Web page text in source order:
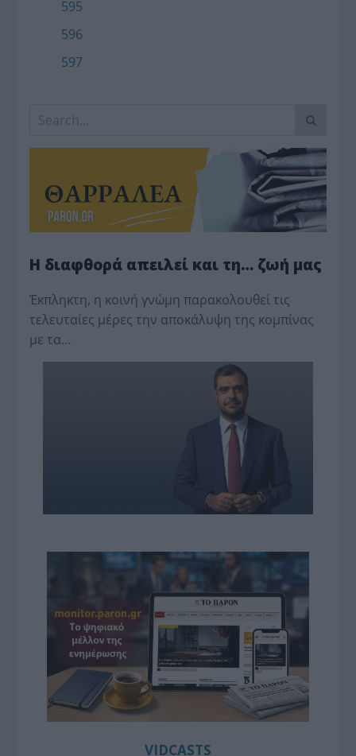
595
596
597
Η διαφθορά απειλεί και τη… ζωή μας
Έκπληκτη, η κοινή γνώμη παρακολουθεί τις
τελευταίες μέρες την αποκάλυψη της κο­μπίνας
με τα…
VIDCASTS